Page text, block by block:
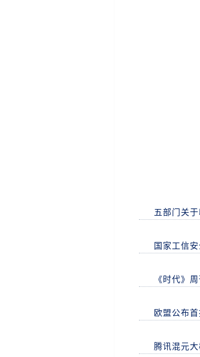
五部门关
国家工信
《时代》
欧盟公布
腾讯混元